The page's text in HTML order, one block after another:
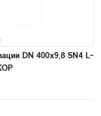
DN 400х9,8 SN4 L-